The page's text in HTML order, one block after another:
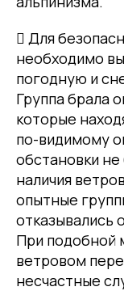
 Для
необходимо
погодную и
Группа брала
которые
по-видимому
обстановки
наличия
опытные
отказывались
При подобной
ветровом
несчастные